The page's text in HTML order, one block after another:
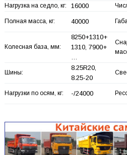
Нагрузка на седло, кг: 16000
Полная масса, кг: 40000
Колесная база, мм:
8250+1310+
1310, 7900+
…
Шины:
8.25R20,
8.25-20
Нагрузки по осям, кг: -/24000